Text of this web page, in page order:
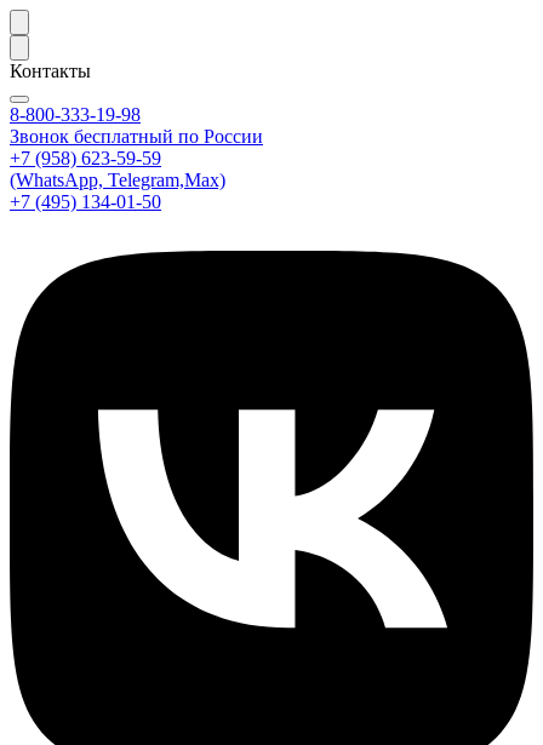
Контакты
8-800-333-19-98
Звонок бесплатный по России
+7 (958) 623-59-59
(WhatsApp, Telegram,Max)
+7 (495) 134-01-50